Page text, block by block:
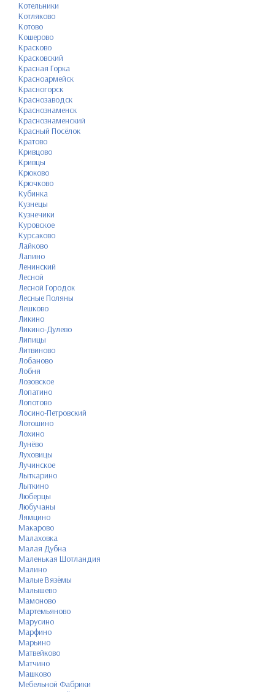
Котельники
Котляково
Котово
Кошерово
Красково
Красковский
Красная Горка
Красноармейск
Красногорск
Краснозаводск
Краснознаменск
Краснознаменский
Красный Посёлок
Кратово
Кривцово
Кривцы
Крюково
Крючково
Кубинка
Кузнецы
Кузнечики
Куровское
Курсаково
Лайково
Лапино
Ленинский
Лесной
Лесной Городок
Лесные Поляны
Лешково
Ликино
Ликино-Дулево
Липицы
Литвиново
Лобаново
Лобня
Лозовское
Лопатино
Лопотово
Лосино-Петровский
Лотошино
Лохино
Лунёво
Луховицы
Лучинское
Лыткарино
Лыткино
Люберцы
Любучаны
Лямцино
Макарово
Малаховка
Малая Дубна
Маленькая Шотландия
Малино
Малые Вязёмы
Малышево
Мамоново
Мартемьяново
Марусино
Марфино
Марьино
Матвейково
Матчино
Машково
Мебельной Фабрики